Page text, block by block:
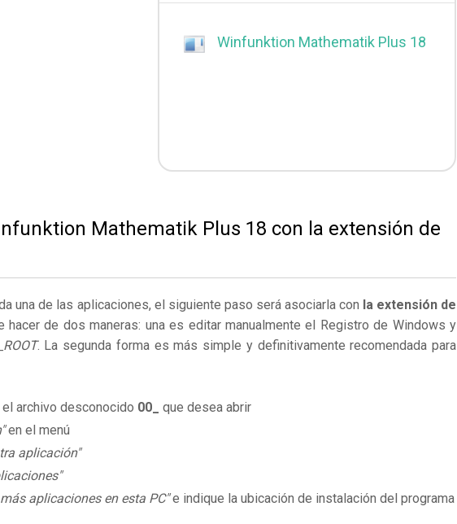
Winfunktion Mathematik Plus 18
Mathematik Plus 18 con la extensión de
una de las aplicaciones, el siguiente paso será asociarla con la extensión de
hacer de dos maneras: una es editar manualmente el Registro de Windows y
. La segunda forma es más simple y definitivamente recomendada para
archivo desconocido 00_
que desea abrir
en el menú
aplicación"
aplicaciones en esta PC"e indique la ubicación de instalación del programa